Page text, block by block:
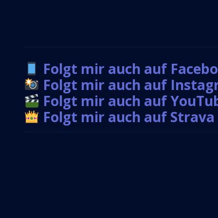
Folgt mir auch auf
Folgt mir auch auf
Folgt mir auch auf
Folgt mir auch auf Strava